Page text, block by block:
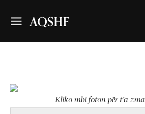
AQSHF
Kliko mbi foton për t’a